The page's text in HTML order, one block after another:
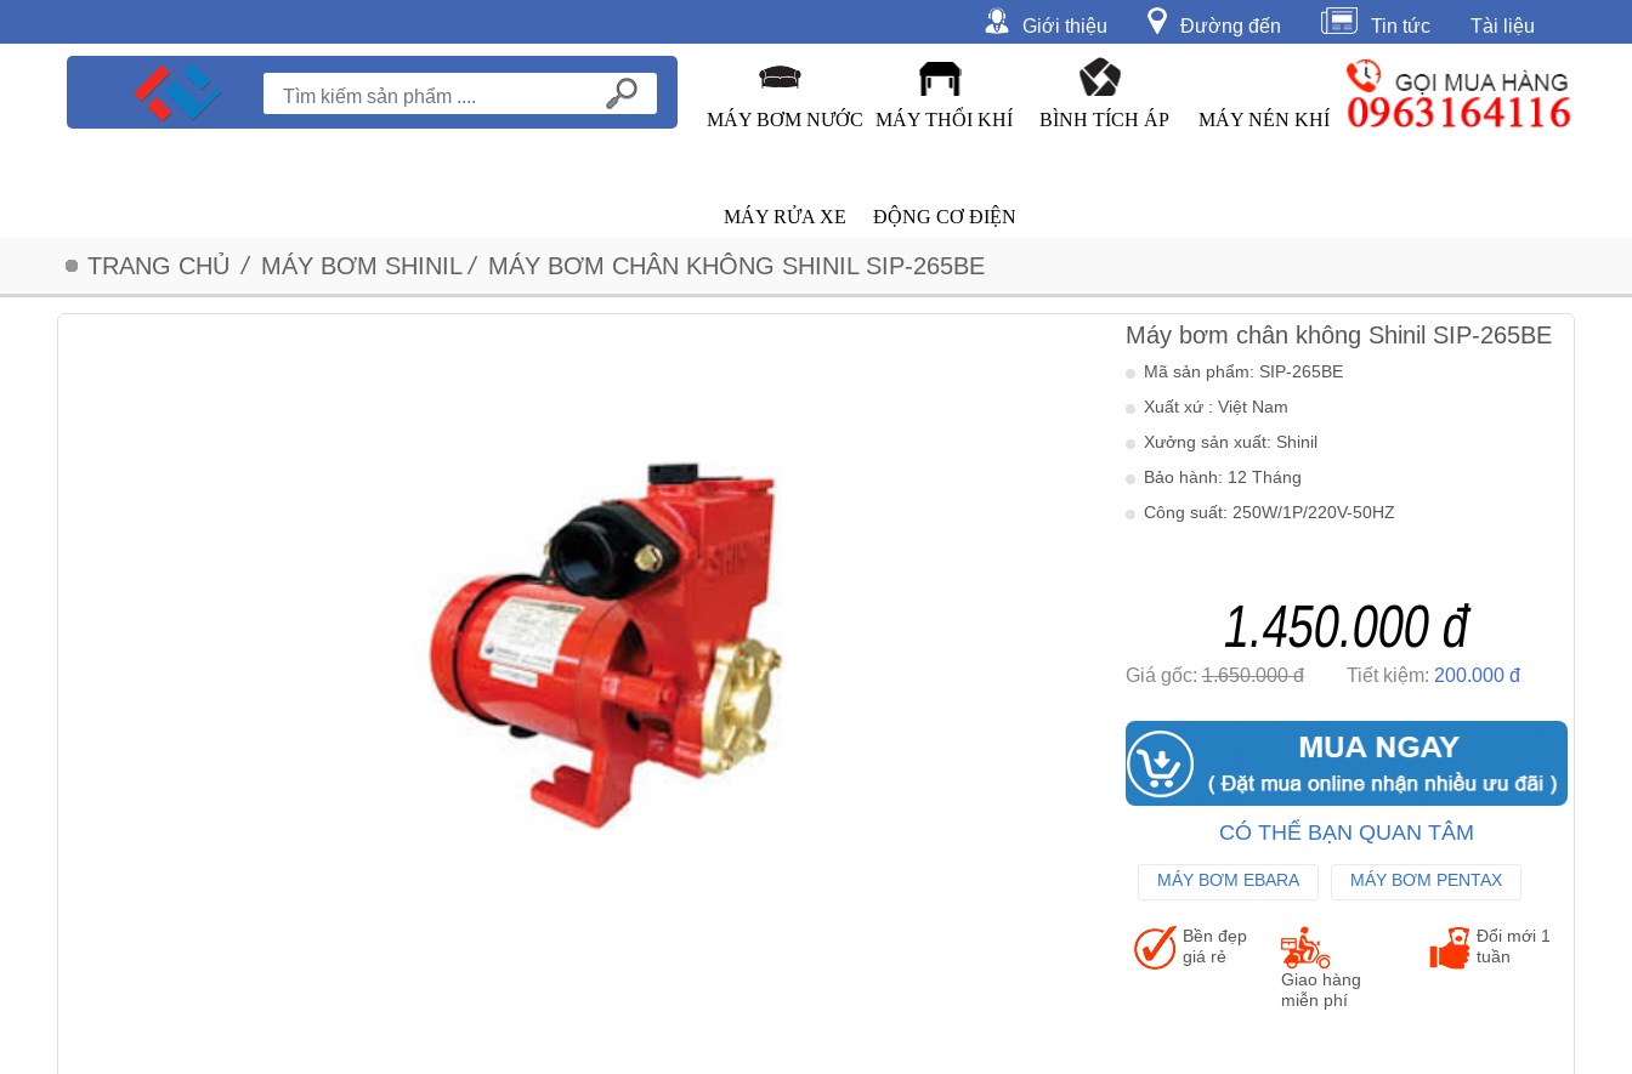
Giới thiệu Đường đến Tin tức Tài liệu
MÁY BƠM NƯỚC MÁY THỔI KHÍ BÌNH TÍCH ÁP MÁY NÉN KHÍ
MÁY RỬA XE ĐỘNG CƠ ĐIỆN
TRANG CHỦ / MÁY BƠM SHINIL / MÁY BƠM CHÂN KHÔNG SHINIL SIP-265BE
Máy bơm chân không Shinil SIP-265BE
Mã sản phẩm: SIP-265BE
Xuất xứ : Việt Nam
Xưởng sản xuất: Shinil
Bảo hành: 12 Tháng
Công suất: 250W/1P/220V-50HZ
1.450.000 đ
Giá gốc:1.650.000 đ Tiết kiệm: 200.000 đ
CÓ THỂ BẠN QUAN TÂM
MÁY BƠM EBARA
MÁY BƠM PENTAX
Bền đẹp
giá rẻ
Giao hàng
miễn phí
Đổi mới 1
tuần